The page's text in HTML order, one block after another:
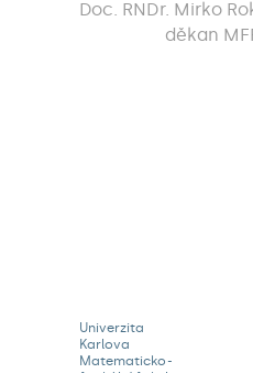
Doc. RNDr. Mirko
děkan
Univerzita
Karlova
Matematicko-